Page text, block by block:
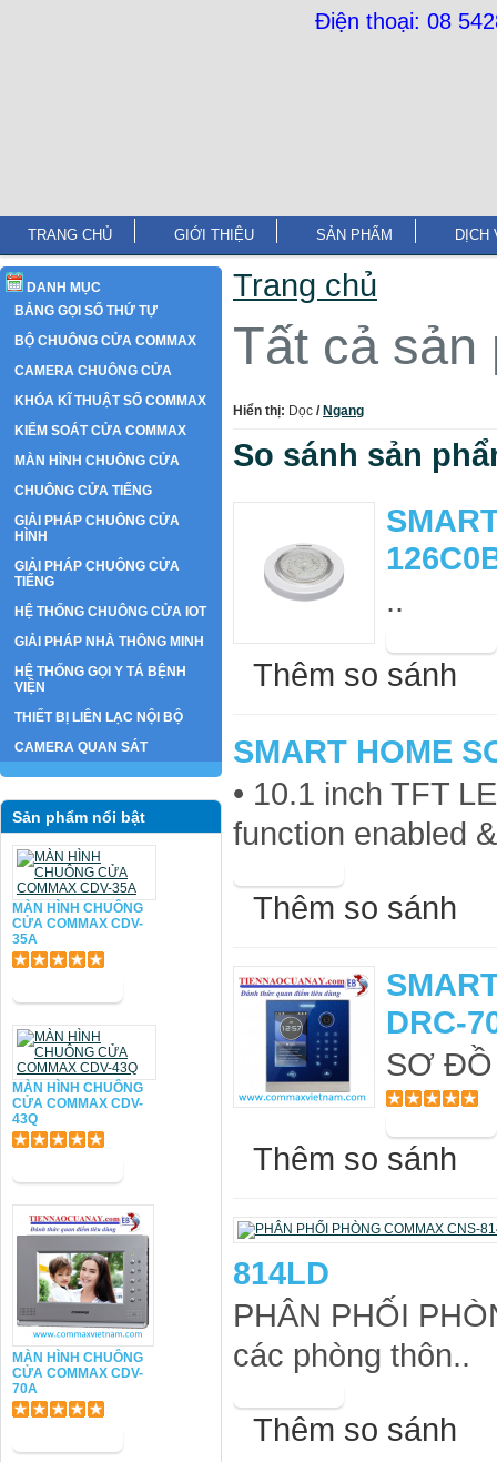
Điện thoại: 08
TRANG CHỦ GIỚI THIỆU SẢN PHẨM DỊCH
DANH MỤC
BẢNG GỌI SỐ THỨ TỰ
BỘ CHUÔNG CỬA COMMAX
CAMERA CHUÔNG CỬA
KHÓA KĨ THUẬT SỐ COMMAX
KIỂM SOÁT CỬA COMMAX
MÀN HÌNH CHUÔNG CỬA
CHUÔNG CỬA TIẾNG
GIẢI PHÁP CHUÔNG CỬA
HÌNH
GIẢI PHÁP CHUÔNG CỬA
TIẾNG
HỆ THỐNG CHUÔNG CỬA IOT
GIẢI PHÁP NHÀ THÔNG MINH
HỆ THỐNG GỌI Y TÁ BỆNH
VIỆN
THIẾT BỊ LIÊN LẠC NỘI BỘ
CAMERA QUAN SÁT
Sản phẩm nổi bật
MÀN HÌNH CHUÔNG
CỬA COMMAX CDV-
35A
MÀN HÌNH CHUÔNG
CỬA COMMAX CDV-
43Q
MÀN HÌNH CHUÔNG
CỬA COMMAX CDV-
70A
Trang chủ
Tất cả sản
Hiển thị: Dọc / Ngang
So sánh sản
..
Thêm so sánh
SMART HOME
• 10.1 inch TFT
function enabled
Thêm so sánh
DRC-
SƠ ĐỒ
Thêm so sánh
814LD
PHÂN PHỐI
các phòng thôn..
Thêm so sánh